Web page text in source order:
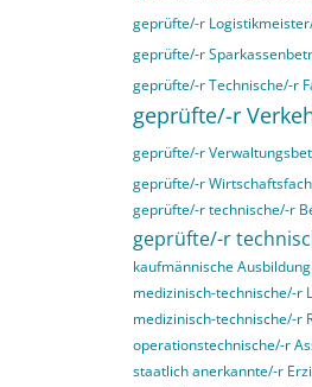
geprüfte/-r
geprüfte/-r
geprüfte/-r Technische/-r
geprüfte/-r
geprüfte/-r
geprüfte/-r
geprüfte/-r technische/-r
geprüfte/-r
kaufmännische Ausbildung
medizinisch-technische/-r
medizinisch-technische/-r
operationstechnische/-r
staatlich anerkannte/-r